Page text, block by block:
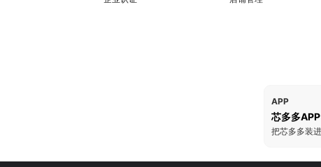
APP
芯多多APP